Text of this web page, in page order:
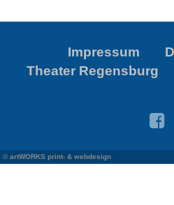
Impressum
Theater Regensburg
©artWORKS print- & webdesign